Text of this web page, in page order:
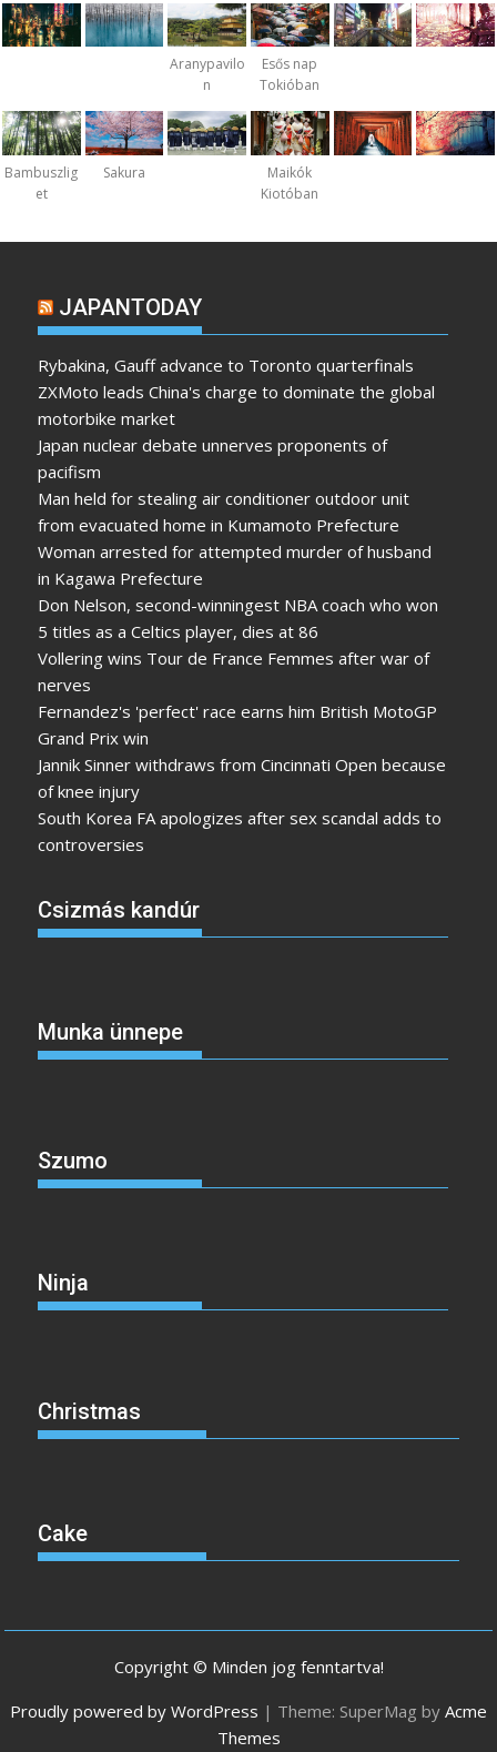
Aranypavilo
n
Esős nap
Tokióban
Bambuszlig
et
Sakura
Maikók
Kiotóban
JAPANTODAY
Rybakina, Gauff advance to Toronto quarterfinals
ZXMoto leads China's charge to dominate the global
motorbike market
Japan nuclear debate unnerves proponents of
pacifism
Man held for stealing air conditioner outdoor unit
from evacuated home in Kumamoto Prefecture
Woman arrested for attempted murder of husband
in Kagawa Prefecture
Don Nelson, second-winningest NBA coach who won
5 titles as a Celtics player, dies at 86
Vollering wins Tour de France Femmes after war of
nerves
Fernandez's 'perfect' race earns him British MotoGP
Grand Prix win
Jannik Sinner withdraws from Cincinnati Open because
of knee injury
South Korea FA apologizes after sex scandal adds to
controversies
Csizmás kandúr
Munka ünnepe
Szumo
Ninja
Christmas
Cake
Copyright © Minden jog fenntartva!
Proudly powered by WordPress | Theme: SuperMag by Acme
Themes